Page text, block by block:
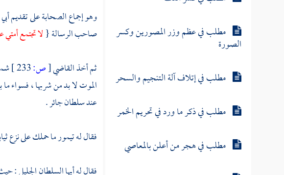
مطلب في عظم وزر المصورين وكسر
الصورة
مطلب في إتلاف آلة التنجيم والسحر
مطلب في ذكر ما ورد في تحريم الخمر
مطلب في هجر من أعلن بالمعاصي
وهو إجماع الصحابة على تقديم
صاحب الرسالة {لا تجتمع
ثم أخذ القاضي[ص:
الموت لا بد من شربها ، فسواء
عند سلطان جائر .
فقال لهتيمورما حملك على نزع